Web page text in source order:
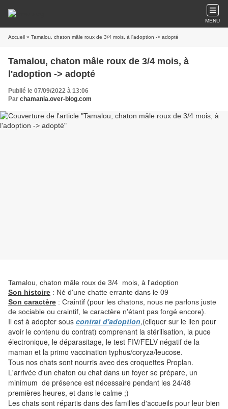
MENU
Accueil » Tamalou, chaton mâle roux de 3/4 mois, à l'adoption -> adopté
Tamalou, chaton mâle roux de 3/4 mois, à
l'adoption -> adopté
Publié le 07/09/2022 à 13:06
Par chamania.over-blog.com
Tamalou, chaton mâle roux de 3/4 mois, à l'adoption
Son histoire : Né d'une chatte errante dans le 09
Son caractère : Craintif (pour les chatons, nous ne parlons juste
de sociable ou craintif, le caractère n'étant pas forgé encore).
Il est à adopter sous contrat d'adoption,(cliquer sur le lien pour
avoir le contenu du contrat) comprenant la stérilisation, la puce
électronique, le déparasitage, le test FIV/FELV négatif de la
maman et la primo vaccination typhus/coryza/leucose.
Tous nos chats sont nourris avec des croquettes Proplan.
L'arrivée d'un chaton ou chat dans un foyer se prépare, un
minimum de présence est nécessaire pendant les 24/48
premières heures, et dans le calme ;)
Les chats sont répartis dans des familles d'accueils pour leur bien